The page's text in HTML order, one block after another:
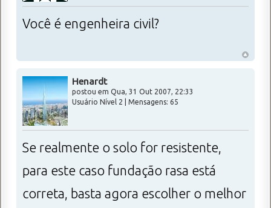
Você é engenheira civil?
Henardt
postou em Qua, 31 Out 2007, 22:33
Usuário Nível 2 | Mensagens: 65
Se realmente o solo for resistente,
para este caso fundação rasa está
correta, basta agora escolher o melhor